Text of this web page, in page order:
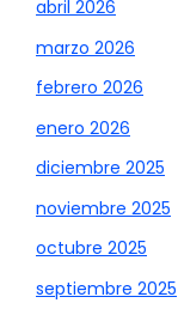
abril 2026
marzo 2026
febrero 2026
enero 2026
diciembre 2025
noviembre 2025
octubre 2025
septiembre 2025